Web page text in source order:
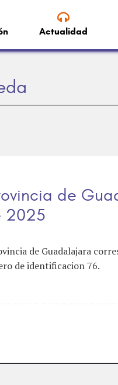
Actualidad
de
2025
de Guadalajara
de identificacion 76.